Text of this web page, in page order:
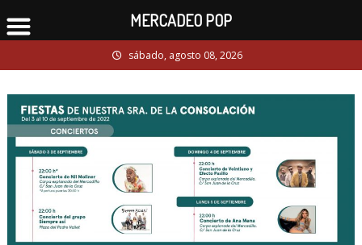
to
sábado, agosto 08, 2026
MERCADEO POP